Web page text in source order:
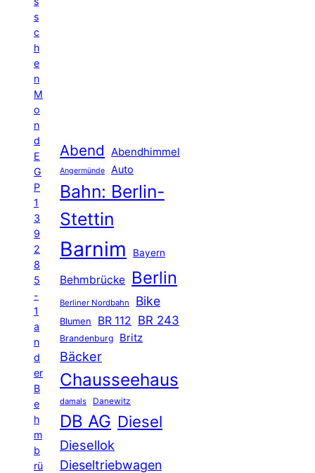
s
c
h
e
n
M
o
n
d
E
G
P
1
3
9
2
8
5
-
1
a
n
d
er
B
e
h
m
b
rü
Abend Abendhimmel
Angermünde Auto
Bahn: Berlin-
Stettin
Barnim Bayern
Behmbrücke Berlin
Berliner Nordbahn Bike
Blumen BR 112 BR 243
Brandenburg Britz
Bäcker
Chausseehaus
damals Danewitz
DB AG Diesel
Diesellok
Dieseltriebwagen